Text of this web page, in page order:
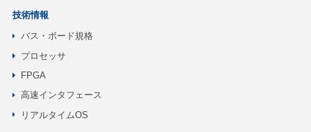
技術情報
バス・ボード規格
プロセッサ
FPGA
高速インタフェース
リアルタイムOS